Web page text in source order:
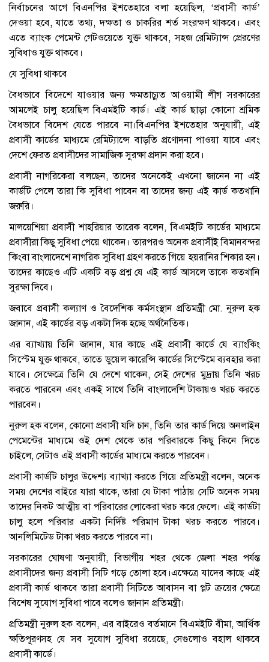
নির্বাচনের আগে বিএনপির ইশতেহারে বলা হয়েছিল, ‘প্রবাসী কার্ড’
দেওয়া হবে, যাতে তথ্য, দক্ষতা ও চাকরির শর্ত সংরক্ষণ থাকবে। এবং
এতে ব্যাংক পেমেন্ট গেটওয়েতে যুক্ত থাকবে, সহজ রেমিট্যান্স প্রেরণের
সুবিধাও যুক্ত থাকবে।
যে সুবিধা থাকবে
বৈধভাবে বিদেশে যাওয়ার জন্য ক্ষমতাচ্যুত আওয়ামী লীগ সরকারের
আমলেই চালু হয়েছিল বিএমইটি কার্ড। এই কার্ড ছাড়া কোনো শ্রমিক
বৈধভাবে বিদেশ যেতে পারবে না।বিএনপির ইশতেহার অনুযায়ী, এই
প্রবাসী কার্ডের মাধ্যমে রেমিট্যান্সে বাড়তি প্রণোদনা পাওয়া যাবে এবং
দেশে ফেরত প্রবাসীদের সামাজিক সুরক্ষা প্রদান করা হবে।
প্রবাসী নাগরিকেরা বলছেন, তাদের অনেকেই এখনো জানেন না এই
কার্ডটি পেলে তারা কি সুবিধা পাবেন বা তাদের জন্য এই কার্ড কতখানি
জরুরি।
মালয়েশিয়া প্রবাসী শাহরিয়ার তারেক বলেন, বিএমইটি কার্ডের মাধ্যমে
প্রবাসীরা কিছু সুবিধা পেয়ে থাকেন। তারপরও অনেক প্রবাসীই বিমানবন্দর
কিংবা বাংলাদেশে নাগরিক সুবিধা গ্রহণ করতে গিয়ে হয়রানির শিকার হন।
তাদের কাছেও এটি একটি বড় প্রশ্ন যে এই কার্ড আসলে তাকে কতখানি
সুরক্ষা দিবে।
জবাবে প্রবাসী কল্যাণ ও বৈদেশিক কর্মসংস্থান প্রতিমন্ত্রী মো. নুরুল হক
জানান, এই কার্ডের বড় একটা দিক হচ্ছে অর্থনৈতিক।
এর ব্যাখ্যায় তিনি জানান, যার কাছে এই প্রবাসী কার্ডে যে ব্যাংকিং
সিস্টেম যুক্ত থাকবে, তাতে ডুয়েল কারেন্সি কার্ডের সিস্টেমে ব্যবহার করা
যাবে। সেক্ষেত্রে তিনি যে দেশে থাকেন, সেই দেশের মুদ্রায় তিনি খরচ
করতে পারবেন এবং একই সাথে তিনি বাংলাদেশি টাকায়ও খরচ করতে
পারবেন।
নুরুল হক বলেন, কোনো প্রবাসী যদি চান, তিনি তার কার্ড দিয়ে অনলাইন
পেমেন্টের মাধ্যমে ওই দেশ থেকে তার পরিবারকে কিছু কিনে দিতে
চাইলে, সেটাও এই প্রবাসী কার্ডের মাধ্যমে করতে পারবেন।
প্রবাসী কার্ডটি চালুর উদ্দেশ্য ব্যাখ্যা করতে গিয়ে প্রতিমন্ত্রী বলেন, অনেক
সময় দেশের বাইরে যারা থাকে, তারা যে টাকা পাঠায় সেটি অনেক সময়
তাদের নিকট আত্মীয় বা পরিবারের লোকেরা খরচ করে ফেলে। এই কার্ডটা
চালু হলে পরিবার একটা নির্দিষ্ট পরিমাণ টাকা খরচ করতে পারবে।
আনলিমিটেড টাকা খরচ করতে পারবে না।
সরকারের ঘোষণা অনুযায়ী, বিভাগীয় শহর থেকে জেলা শহর পর্যন্ত
প্রবাসীদের জন্য প্রবাসী সিটি গড়ে তোলা হবে।এক্ষেত্রে যাদের কাছে এই
প্রবাসী কার্ড থাকবে তারা প্রবাসী সিটিতে আবাসন বা প্লট ক্রয়ের ক্ষেত্রে
বিশেষ সুযোগ সুবিধা পাবে বলেও জানান প্রতিমন্ত্রী।
প্রতিমন্ত্রী নুরুল হক বলেন, এর বাইরেও বর্তমানে বিএমইটি বীমা, আর্থিক
ক্ষতিপূরণসহ যে সব সুযোগ সুবিধা রয়েছে, সেগুলোও বহাল থাকবে
প্রবাসী কার্ডে।